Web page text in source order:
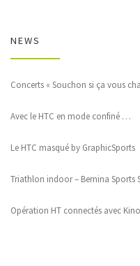
NEWS
Concerts « Souchon si ça vous
Avec le HTC en mode confiné …
Le HTC masqué by GraphicSports
Triathlon indoor – Bernina Sports
Opération HT connectés avec